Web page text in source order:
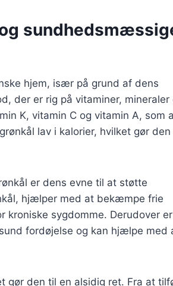
hjem, især på grund af dens
der er rig på vitaminer, mineraler
K, vitamin C og vitamin A, som
lav i kalorier, hvilket gør den
er dens evne til at støtte
hjælper med at bekæmpe frie
kroniske sygdomme. Derudover er
fordøjelse og kan hjælpe med
gør den til en alsidig ret. Fra at